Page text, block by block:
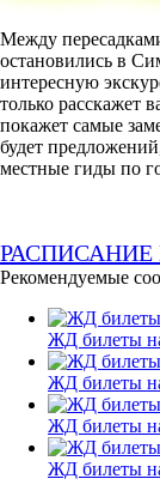
Между
остановились в
интересную
только расскажет
покажет самые
будет
местные гиды по
РАСПИСАНИЕ
Рекомендуемые
ЖД билеты
ЖД билеты
ЖД билеты
ЖД билеты